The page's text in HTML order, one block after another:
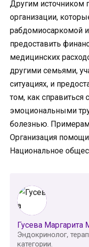
Другим источником
организации,
рабдомиосаркомой
предоставить
медицинских
другими семьями,
ситуациях, и
том, как справиться
эмоциональными
болезнью.
Организация
Национальное
Гусева Маргарита
Эндокринолог,
категории.